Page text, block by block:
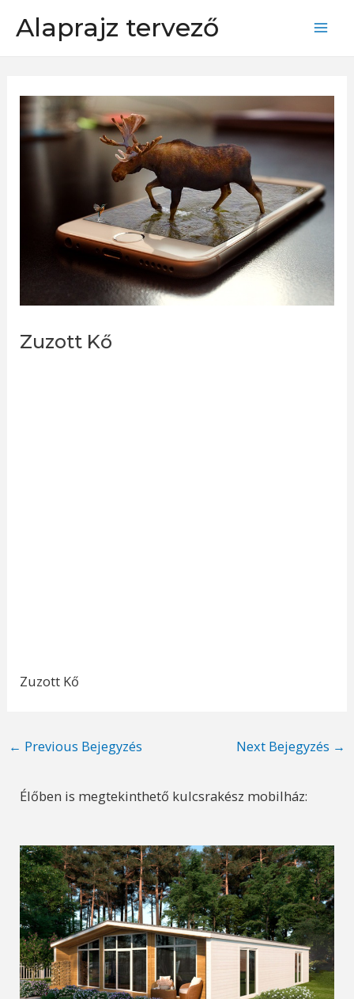
Alaprajz tervező
Zuzott Kő
Zuzott Kő
Post
← Previous Bejegyzés Next Bejegyzés →
Élőben is megtekinthető kulcsrakész mobilház: